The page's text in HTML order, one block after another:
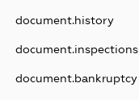
document.history
document.inspections
document.bankruptcy